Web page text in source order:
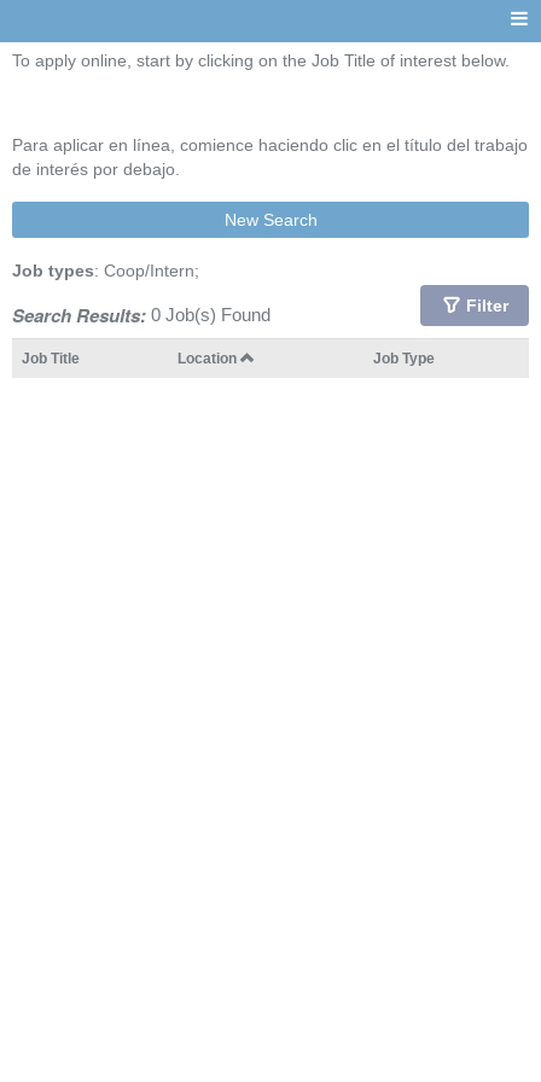
To apply online, start by clicking on the Job Title of interest below.
Para aplicar en línea, comience haciendo clic en el título del trabajo
de interés por debajo.
New Search
Job types: Coop/Intern;
Search Results: 0 Job(s) Found Filter
Job Title Location Job Type